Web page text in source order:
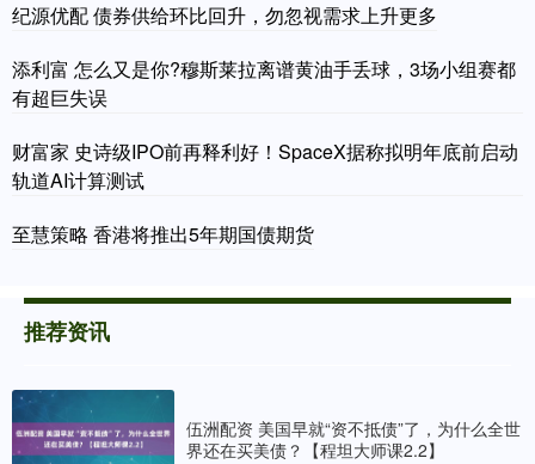
纪源优配 债券供给环比回升，勿忽视需求上升更多
添利富 怎么又是你?穆斯莱拉离谱黄油手丢球，3场小组赛都
有超巨失误
财富家 史诗级IPO前再释利好！SpaceX据称拟明年底前启动
轨道AI计算测试
至慧策略 香港将推出5年期国债期货
推荐资讯
伍洲配资 美国早就“资不抵债”了，为什么全世
界还在买美债？【程坦大师课2.2】